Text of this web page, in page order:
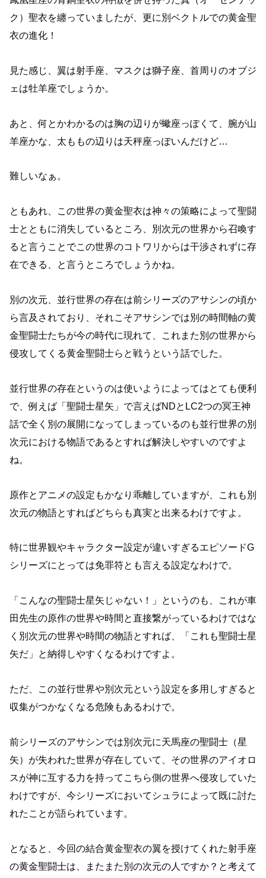
ク）聖衣を纏っていましたが、更に別ベクトルでの黄金聖
衣の進化！
見た感じ、翼は射手座、マスクは獅子座、首周りのオブジ
ェは牡羊座でしょうか。
あと、何とかわかるのは胸の辺りが蠍座っぽくて、腕が山
羊座かな、太ももの辺りは天秤座っぽいんだけど…
難しいなぁ。
ともあれ、この世界の黄金聖衣は神々の策略によって聖闘
士とともに消失しているところ、別次元の世界から召喚す
ると言うことでこの世界のコトワリからは干渉されずに存
在できる、と言うところでしょうかね。
別の次元、並行世界の存在は前シリーズのアサシンの頃か
ら言及されており、それこそアサシンでは別の時間軸の黄
金聖闘士たちが今の時代に現れて、これまた別の世界から
侵攻してくる黄金聖闘士らと戦うという話でした。
並行世界の存在というのは使いようによってはとても便利
で、例えば「聖闘士星矢」で言えばNDとLC2つの冥王神
話で全く別の展開になってしまっているのも並行世界の別
次元における物語であるとすれば解決しやすいのですよ
ね。
原作とアニメの設定もかなり乖離していますが、これも別
次元の物語とすればどちらも真実と出来るわけですよ。
特に世界観やキャラクター設定が違いすぎるエピソードG
シリーズにとっては免罪符とも言える設定なわけで。
「こんなの聖闘士星矢じゃない！」というのも、これが車
田先生の原作の世界や時間と直接繋がっているわけではな
く別次元の世界や時間の物語とすれば、「これも聖闘士星
矢だ」と納得しやすくなるわけですよ。
ただ、この並行世界や別次元という設定を多用しすぎると
収集がつかなくなる危険もあるわけで。
前シリーズのアサシンでは別次元に天馬座の聖闘士（星
矢）が失われた世界が存在していて、その世界のアイオロ
スが神に互する力を持ってこちら側の世界へ侵攻していた
わけですが、今シリーズにおいてシュラによって既に討た
れたことが語られています。
となると、今回の結合黄金聖衣の翼を授けてくれた射手座
の黄金聖闘士は、またまた別の次元の人ですか？と考えて